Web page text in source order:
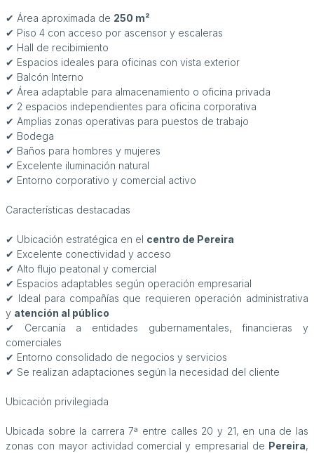
✔ Área aproximada de 250 m²
✔ Piso 4 con acceso por ascensor y escaleras
✔ Hall de recibimiento
✔ Espacios ideales para oficinas con vista exterior
✔ Balcón Interno
✔ Área adaptable para almacenamiento o oficina privada
✔ 2 espacios independientes para oficina corporativa
✔ Amplias zonas operativas para puestos de trabajo
✔ Bodega
✔ Baños para hombres y mujeres
✔ Excelente iluminación natural
✔ Entorno corporativo y comercial activo
Características destacadas
✔ Ubicación estratégica en el centro de Pereira
✔ Excelente conectividad y acceso
✔ Alto flujo peatonal y comercial
✔ Espacios adaptables según operación empresarial
✔ Ideal para compañías que requieren operación administrativa
y atención al público
✔ Cercanía a entidades gubernamentales, financieras y
comerciales
✔ Entorno consolidado de negocios y servicios
✔ Se realizan adaptaciones según la necesidad del cliente
Ubicación privilegiada
Ubicada sobre la carrera 7ª entre calles 20 y 21, en una de las
zonas con mayor actividad comercial y empresarial de Pereira,